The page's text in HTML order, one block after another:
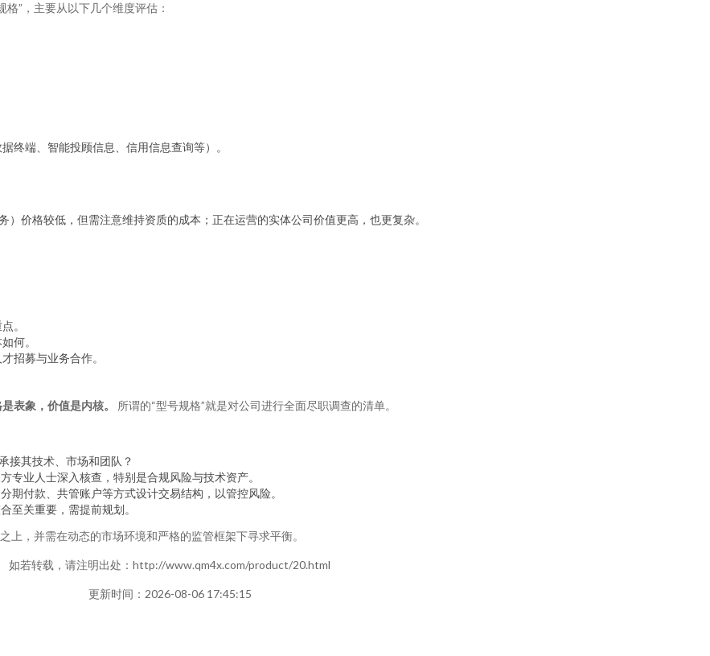
”，主要从以下几个维度评估：
终端、智能投顾信息、信用信息查询等）。
）价格较低，但需注意维持资质的成本；正在运营的实体公司价值更高，也更复杂。
。
何。
招募与业务合作。
表象，价值是内核。 所谓的“型号规格”就是对公司进行全面尽职调查的清单。
接其技术、市场和团队？
专业人士深入核查，特别是合规风险与技术资产。
期付款、共管账户等方式设计交易结构，以管控风险。
至关重要，需提前规划。
上，并需在动态的市场环境和严格的监管框架下寻求平衡。
如若转载，请注明出处：http://www.qm4x.com/product/20.html
更新时间：2026-08-06 17:45:15